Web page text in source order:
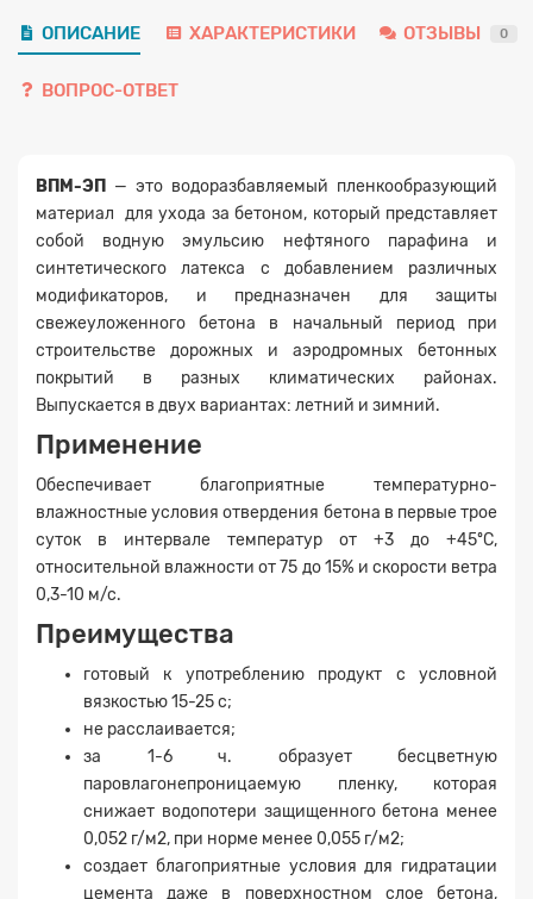
ОПИСАНИЕ ХАРАКТЕРИСТИКИ ОТЗЫВЫ 0
ВОПРОС-ОТВЕТ
ВПМ-ЭП
— это водоразбавляемый пленкообразующий
материал для ухода за бетоном, который представляет
собой водную эмульсию нефтяного парафина и
синтетического латекса с добавлением различных
модификаторов, и предназначен для защиты
свежеуложенного бетона в начальный период при
строительстве дорожных и аэродромных бетонных
покрытий в разных климатических районах.
Выпускается в двух вариантах: летний и зимний.
Применение
Обеспечивает благоприятные температурно-
влажностные условия отвердения бетона в первые трое
суток в интервале температур от +3 до +45ºС,
относительной влажности от 75 до 15% и скорости ветра
0,3-10 м/с.
Преимущества
готовый к употреблению продукт с условной
вязкостью 15-25 с;
не расслаивается;
за 1-6 ч. образует бесцветную
паровлагонепроницаемую пленку, которая
снижает водопотери защищенного бетона менее
0,052 г/м2, при норме менее 0,055 г/м2;
создает благоприятные условия для гидратации
цемента даже в поверхностном слое бетона,
Заявка на расчет